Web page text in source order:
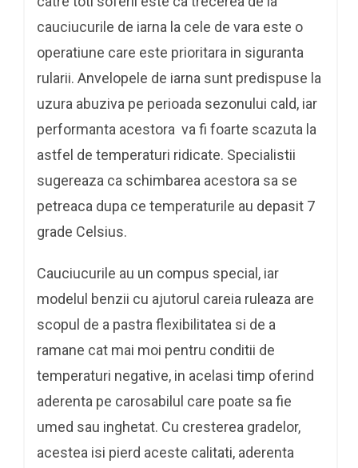
cauciucurile de iarna la cele de vara este o
operatiune care este prioritara in siguranta
rularii. Anvelopele de iarna sunt predispuse la
uzura abuziva pe perioada sezonului cald, iar
performanta acestora va fi foarte scazuta la
astfel de temperaturi ridicate. Specialistii
sugereaza ca schimbarea acestora sa se
petreaca dupa ce temperaturile au depasit 7
grade Celsius.
Cauciucurile au un compus special, iar
modelul benzii cu ajutorul careia ruleaza are
scopul de a pastra flexibilitatea si de a
ramane cat mai moi pentru conditii de
temperaturi negative, in acelasi timp oferind
aderenta pe carosabilul care poate sa fie
umed sau inghetat. Cu cresterea gradelor,
acestea isi pierd aceste calitati, aderenta